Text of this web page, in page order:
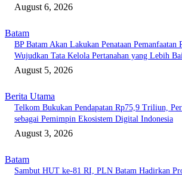
August 6, 2026
Batam
BP Batam Akan Lakukan Penataan Pemanfaatan
Wujudkan Tata Kelola Pertanahan yang Lebih
August 5, 2026
Berita Utama
Telkom Bukukan Pendapatan Rp75,9 Triliun,
sebagai Pemimpin Ekosistem Digital Indonesia
August 3, 2026
Batam
Sambut HUT ke-81 RI, PLN Batam Hadirkan